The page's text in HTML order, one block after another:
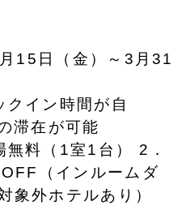
15日（金）～3月31
イン時間が自
在が可能
料（1室1台） 2．
（インルームダ
象外ホテルあり）